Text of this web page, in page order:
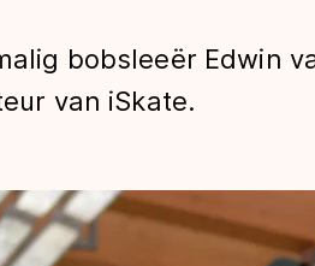
weg op
bobsleeër Edwin
van iSkate.